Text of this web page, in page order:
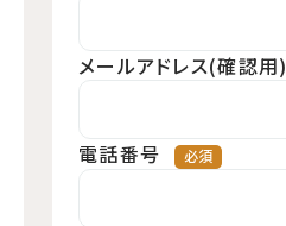
メールアドレス(確認用)
電話番号